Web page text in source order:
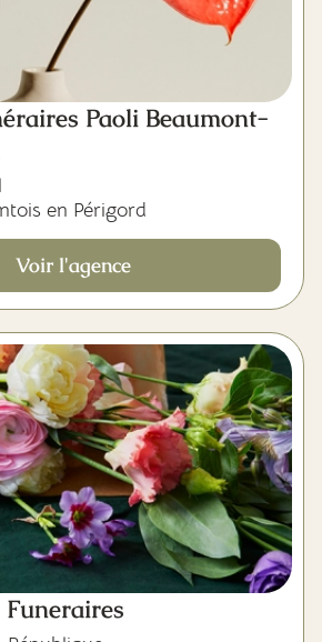
Paoli Beaumont-
en Périgord
Voir l'agence